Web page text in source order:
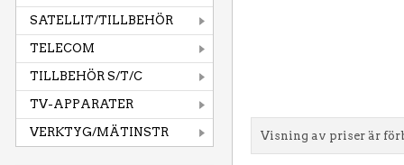
SATELLIT/TILLBEHÖR
TELECOM
TILLBEHÖR S/T/C
TV-APPARATER
VERKTYG/MÄTINSTR Visning av priser är